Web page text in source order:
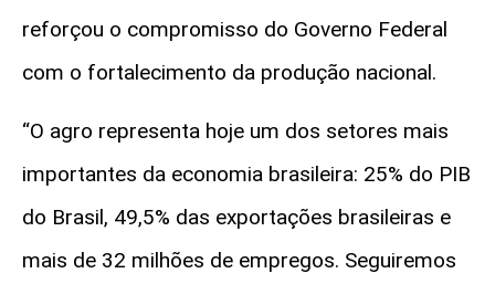
reforçou o compromisso do Governo Federal
com o fortalecimento da produção nacional.
“O agro representa hoje um dos setores mais
importantes da economia brasileira: 25% do PIB
do Brasil, 49,5% das exportações brasileiras e
mais de 32 milhões de empregos. Seguiremos